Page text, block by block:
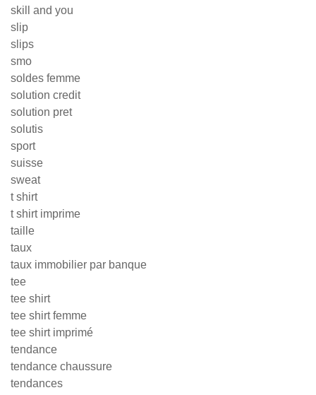
skill and you
slip
slips
smo
soldes femme
solution credit
solution pret
solutis
sport
suisse
sweat
t shirt
t shirt imprime
taille
taux
taux immobilier par banque
tee
tee shirt
tee shirt femme
tee shirt imprimé
tendance
tendance chaussure
tendances